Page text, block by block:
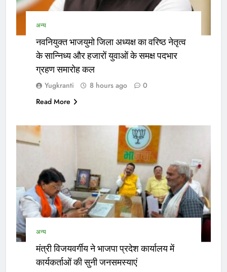
अन्य
नवनियुक्त भाजयुमो जिला अध्यक्ष का वरिष्ठ नेतृत्व
के सान्निध्य और हजारों युवाओं के समक्ष पदभार
ग्रहण समारोह कल
Yugkranti 8 hours ago
0
Read More
अन्य
मंत्री विजयवर्गीय ने भाजपा प्रदेश कार्यालय में
कार्यकर्ताओं की सुनी जनसमस्याएं